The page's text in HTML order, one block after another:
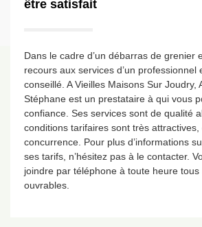
être satisfait
Dans le cadre d’un débarras de grenier
recours aux services d’un professionnel
conseillé. A Vieilles Maisons Sur Joudry,
Stéphane est un prestataire à qui vous
confiance. Ses services sont de qualité
conditions tarifaires sont très attractives,
concurrence. Pour plus d’informations
ses tarifs, n’hésitez pas à le contacter.
joindre par téléphone à toute heure tous
ouvrables.